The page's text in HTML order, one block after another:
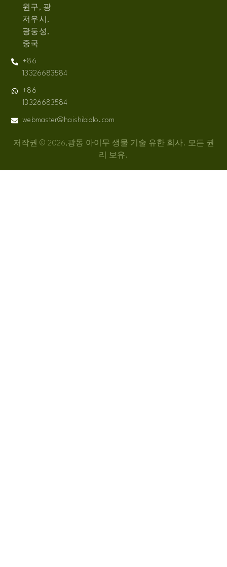
윈구, 광
저우시,
광둥성,
중국
+86
13326683584
+86
13326683584
webmaster@haishibiolo.com
저작권 © 2026,광동 아이무 생물 기술 유한 회사. 모든 권
리 보유.